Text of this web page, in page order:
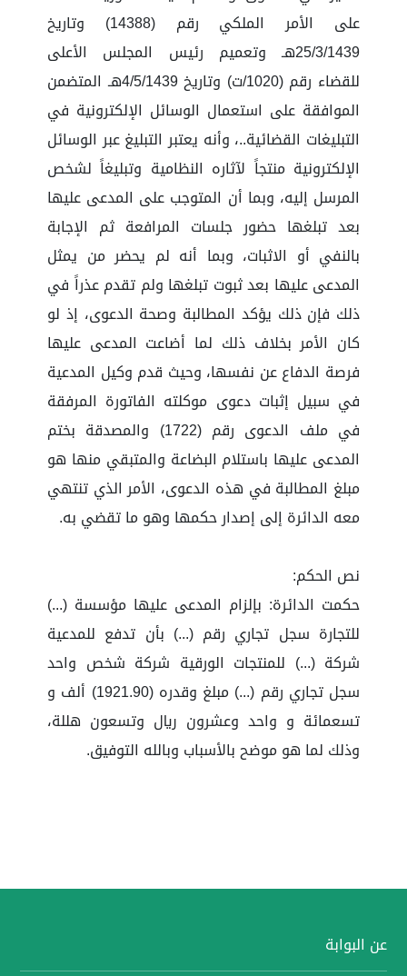
على الأمر الملكي رقم (14388) وتاريخ
25/3/1439هـ وتعميم رئيس المجلس الأعلى
للقضاء رقم (1020/ت) وتاريخ 4/5/1439هـ المتضمن
الموافقة على استعمال الوسائل الإلكترونية في
التبليغات القضائية..، وأنه يعتبر التبليغ عبر الوسائل
الإلكترونية منتجاً لآثاره النظامية وتبليغاً لشخص
المرسل إليه، وبما أن المتوجب على المدعى عليها
بعد تبلغها حضور جلسات المرافعة ثم الإجابة
بالنفي أو الاثبات، وبما أنه لم يحضر من يمثل
المدعى عليها بعد ثبوت تبلغها ولم تقدم عذراً في
ذلك فإن ذلك يؤكد المطالبة وصحة الدعوى، إذ لو
كان الأمر بخلاف ذلك لما أضاعت المدعى عليها
فرصة الدفاع عن نفسها، وحيث قدم وكيل المدعية
في سبيل إثبات دعوى موكلته الفاتورة المرفقة
في ملف الدعوى رقم (1722) والمصدقة بختم
المدعى عليها باستلام البضاعة والمتبقي منها هو
مبلغ المطالبة في هذه الدعوى، الأمر الذي تنتهي
معه الدائرة إلى إصدار حكمها وهو ما تقضي به.
نص الحكم:
حكمت الدائرة: بإلزام المدعى عليها مؤسسة (...)
للتجارة سجل تجاري رقم (...) بأن تدفع للمدعية
شركة (...) للمنتجات الورقية شركة شخص واحد
سجل تجاري رقم (...) مبلغ وقدره (1921.90) ألف و
تسعمائة و واحد وعشرون ريال وتسعون هللة،
وذلك لما هو موضح بالأسباب وبالله التوفيق.
عن البوابة